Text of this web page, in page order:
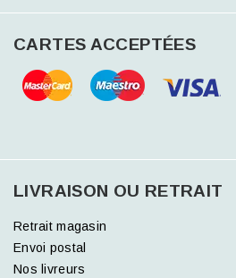
CARTES ACCEPTÉES
LIVRAISON OU RETRAIT
Retrait magasin
Envoi postal
Nos livreurs